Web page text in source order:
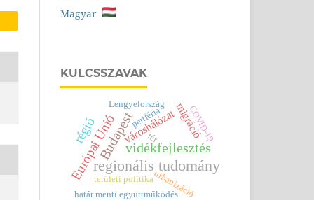
Magyar
KULCSSZAVAK
regionális tudomány
vidékfejlesztés
Budapest
Európai Unió
régió városhálózatmigráció
COVID-19
urbanizáció
tér
periféria
határ menti együttműködés
területi politika
Lengyelország